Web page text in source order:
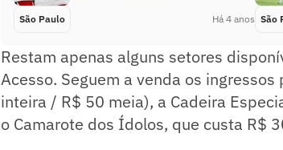
São Paulo Há 4 anos São
Restam apenas alguns setores
Acesso. Seguem a venda os
inteira / R$ 50 meia), a Cadeira
o Camarote dos Ídolos, que custa R$